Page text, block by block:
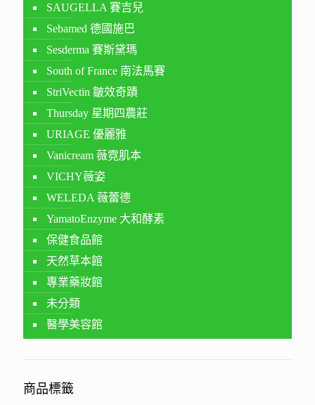
SAUGELLA 賽吉兒
Sebamed 德國施巴
Sesderma 賽斯黛瑪
South of France 南法馬賽
StriVectin 皺效奇蹟
Thursday 星期四農莊
URIAGE 優麗雅
Vanicream 薇霓肌本
VICHY薇姿
WELEDA 薇蕾德
YamatoEnzyme 大和酵素
保健食品館
天然草本館
專業藥妝館
未分類
醫學美容館
商品標籤